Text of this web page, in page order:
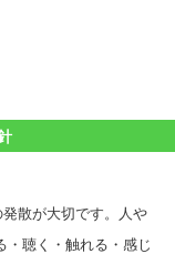
散が大切です。人や
・聴く・触れる・感じ